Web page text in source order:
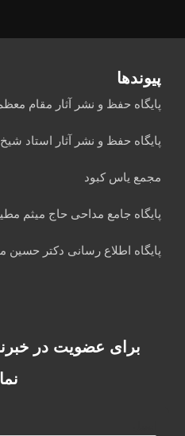
پیوندها
پایگاه حفظ و نشر آثار مقام
پایگاه حفظ و نشر آثار استاد
مجمع یاس کبود
پایگاه جامع مداحی حاج میثم
پایگاه اطلاع رسانی دکتر حسین
برای عضویت در